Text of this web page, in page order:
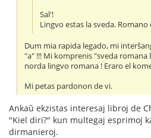
Sal'!
Lingvo estas la sveda.
Dum mia rapida legado, mi
"a" !!! Mi komprenis "sveda romana
norda lingvo romana ! Eraro el
Mi petas pardonon de vi.
Ankaŭ ekzistas interesaj libroj de
"Kiel diri?" kun multegaj esprimoj
dirmanieroj.